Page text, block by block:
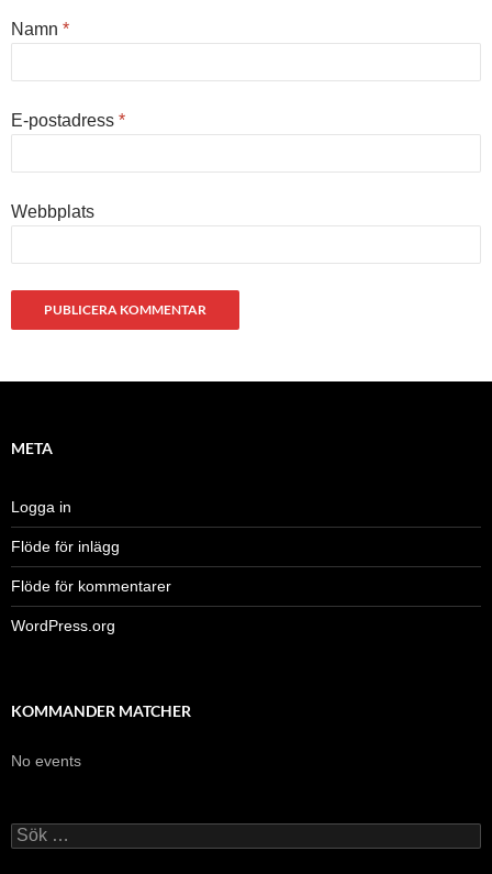
Namn *
E-postadress *
Webbplats
META
Logga in
Flöde för inlägg
Flöde för kommentarer
WordPress.org
KOMMANDER MATCHER
No events
Sök
efter: